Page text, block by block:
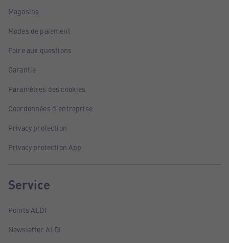
Magasins
Modes de paiement
Foire aux questions
Garantie
Paramètres des cookies
Coordonnées d'entreprise
Privacy protection
Privacy protection App
Service
Points ALDI
Newsletter ALDI